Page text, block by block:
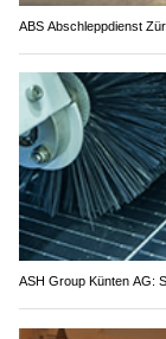
ABS Abschleppdienst
ASH Group Künten AG: